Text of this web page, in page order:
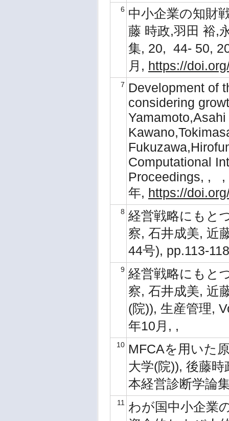
6 中小企業の知財
藤 時政,羽田 裕,
集, 20, 44- 50,
月, https://
7
Development of
considering
Computational
Proceedings, , ,
年, https://
8 経営戦略にもと
察, 石井成美, 近
44号), pp.113-
9 経営戦略にもと
察, 石井成美, 近
(院)), 生産管理,
年10月, ,
10 MFCAを用いた
大学(院)), 後藤
本経営診断学論
11
わが国中小企業